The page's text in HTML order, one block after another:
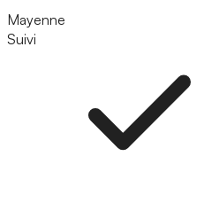
Mayenne
Suivi